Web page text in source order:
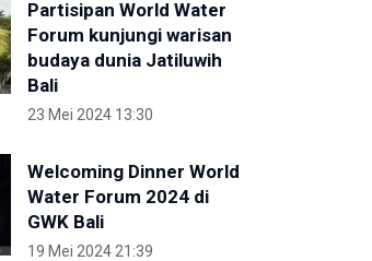
Partisipan World Water
Forum kunjungi warisan
budaya dunia Jatiluwih
Bali
23 Mei 2024 13:30
Welcoming Dinner World
Water Forum 2024 di
GWK Bali
19 Mei 2024 21:39